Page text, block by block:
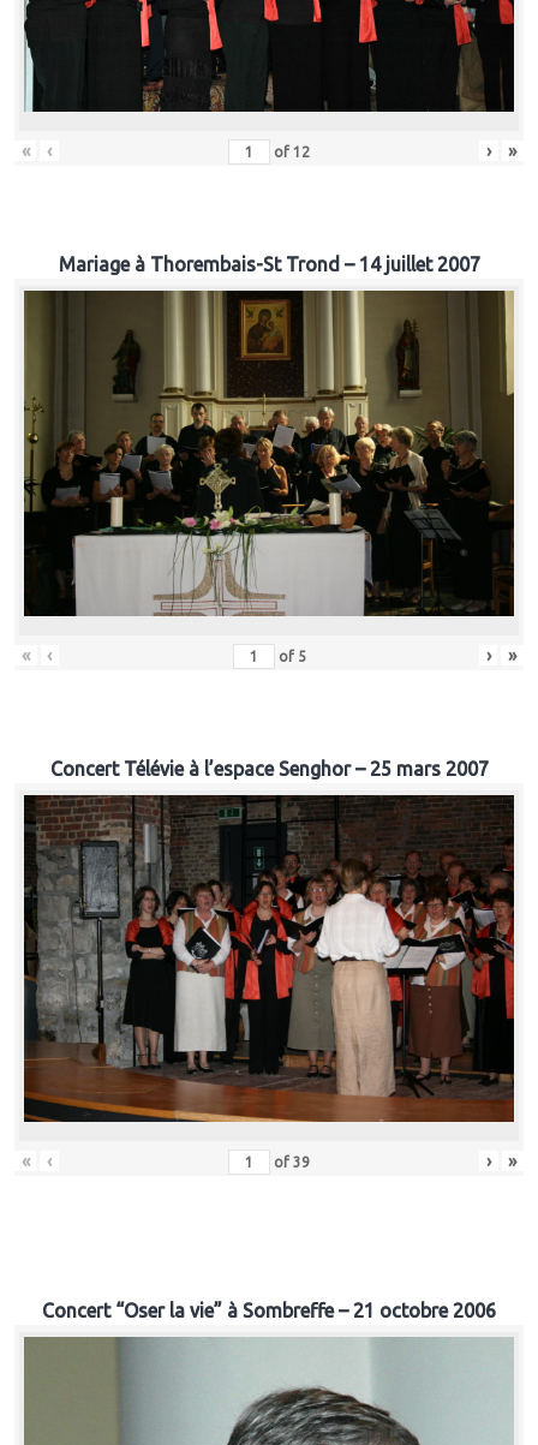
« ‹ of 12 › »
Mariage à Thorembais-St Trond – 14 juillet 2007
« ‹ of 5 › »
Concert Télévie à l’espace Senghor – 25 mars 2007
« ‹ of 39 › »
Concert “Oser la vie” à Sombreffe – 21 octobre 2006